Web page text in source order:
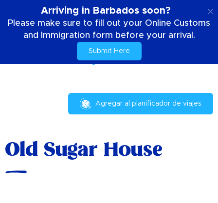
Arriving in Barbados soon?
Please make sure to fill out your Online Customs
and Immigration form before your arrival.
Submit Here
Old Sugar House
Agregar al planificador de viajes
Old Sugar House